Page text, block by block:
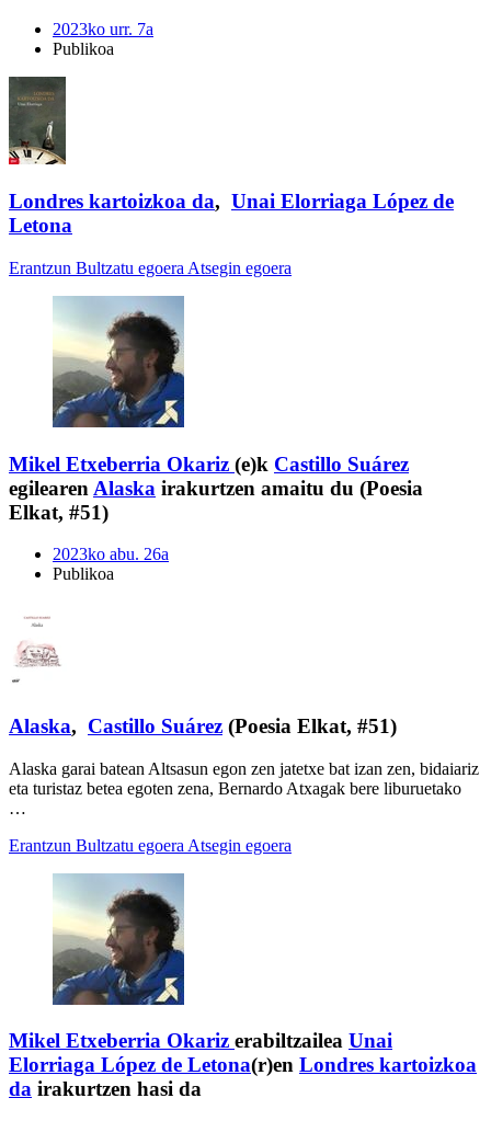
2023ko urr. 7a
Publikoa
Londres kartoizkoa da, Unai Elorriaga López de
Letona
Erantzun Bultzatu egoera Atsegin egoera
Mikel Etxeberria Okariz (e)k Castillo Suárez
egilearen Alaska irakurtzen amaitu du (Poesia
Elkat, #51)
2023ko abu. 26a
Publikoa
Alaska, Castillo Suárez (Poesia Elkat, #51)
Alaska garai batean Altsasun egon zen jatetxe bat izan zen, bidaiariz
eta turistaz betea egoten zena, Bernardo Atxagak bere liburuetako
…
Erantzun Bultzatu egoera Atsegin egoera
Mikel Etxeberria Okariz erabiltzailea Unai
Elorriaga López de Letona(r)en Londres kartoizkoa
da irakurtzen hasi da